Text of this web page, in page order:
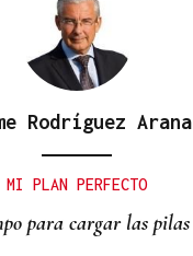
Rodríguez Arana
MI PLAN PERFECTO
para cargar las pilas